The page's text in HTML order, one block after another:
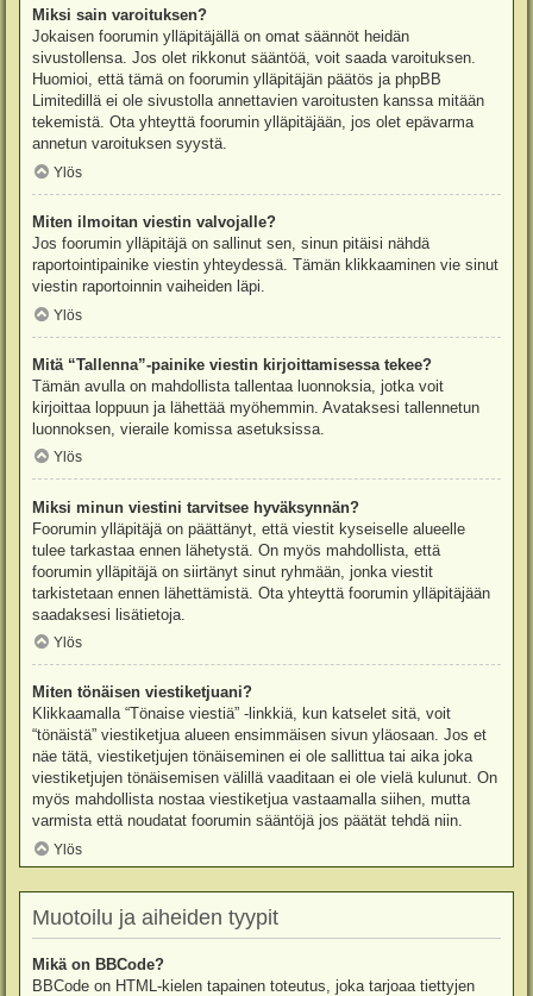
Miksi sain varoituksen?
Jokaisen foorumin ylläpitäjällä on omat säännöt heidän
sivustollensa. Jos olet rikkonut sääntöä, voit saada varoituksen.
Huomioi, että tämä on foorumin ylläpitäjän päätös ja phpBB
Limitedillä ei ole sivustolla annettavien varoitusten kanssa mitään
tekemistä. Ota yhteyttä foorumin ylläpitäjään, jos olet epävarma
annetun varoituksen syystä.
Ylös
Miten ilmoitan viestin valvojalle?
Jos foorumin ylläpitäjä on sallinut sen, sinun pitäisi nähdä
raportointipainike viestin yhteydessä. Tämän klikkaaminen vie sinut
viestin raportoinnin vaiheiden läpi.
Ylös
Mitä “Tallenna”-painike viestin kirjoittamisessa tekee?
Tämän avulla on mahdollista tallentaa luonnoksia, jotka voit
kirjoittaa loppuun ja lähettää myöhemmin. Avataksesi tallennetun
luonnoksen, vieraile komissa asetuksissa.
Ylös
Miksi minun viestini tarvitsee hyväksynnän?
Foorumin ylläpitäjä on päättänyt, että viestit kyseiselle alueelle
tulee tarkastaa ennen lähetystä. On myös mahdollista, että
foorumin ylläpitäjä on siirtänyt sinut ryhmään, jonka viestit
tarkistetaan ennen lähettämistä. Ota yhteyttä foorumin ylläpitäjään
saadaksesi lisätietoja.
Ylös
Miten tönäisen viestiketjuani?
Klikkaamalla “Tönaise viestiä” -linkkiä, kun katselet sitä, voit
“tönäistä” viestiketjua alueen ensimmäisen sivun yläosaan. Jos et
näe tätä, viestiketjujen tönäiseminen ei ole sallittua tai aika joka
viestiketjujen tönäisemisen välillä vaaditaan ei ole vielä kulunut. On
myös mahdollista nostaa viestiketjua vastaamalla siihen, mutta
varmista että noudatat foorumin sääntöjä jos päätät tehdä niin.
Ylös
Muotoilu ja aiheiden tyypit
Mikä on BBCode?
BBCode on HTML-kielen tapainen toteutus, joka tarjoaa tiettyjen